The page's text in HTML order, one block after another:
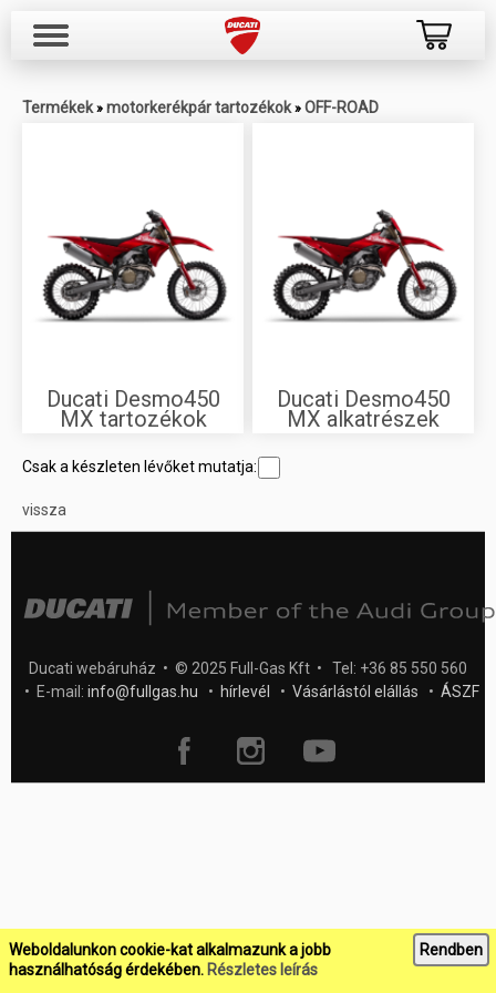
Weboldalunkon cookie-kat alkalmazunk a jobb
használhatóság érdekében. Részletes leírás
Rendben
Termékek » motorkerékpár tartozékok » OFF-ROAD
Ducati Desmo450
MX tartozékok
Ducati Desmo450
MX alkatrészek
Csak a készleten lévőket mutatja:
vissza
Ducati webáruház • © 2025 Full-Gas Kft • Tel: +36 85 550 560
• E-mail: info@fullgas.hu • hírlevél • Vásárlástól elállás • ÁSZF